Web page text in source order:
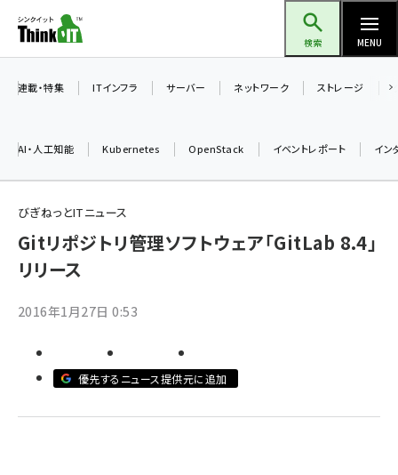
ン
ツ
検索 MENU
加藤銘のチーム貢献～仲間と築いた勝利の絆～ (2314)
iot女子会 (2279)
genai (1483)
連載・特集 ITインフラ サーバー ネットワーク ストレージ
AI・人工知能 Kubernetes OpenStack イベントレポート イン
びぎねっとITニュース
Gitリポジトリ管理ソフトウェア「GitLab 8.4」
リリース
2016年1月27日 0:53
優先するニュース提供元に追加